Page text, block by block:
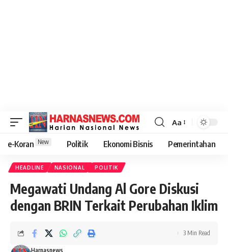
Aa
e-Koran New Politik Ekonomi Bisnis Pemerintahan
HEADLINE NASIONAL POLITIK
Megawati Undang Al Gore Diskusi
dengan BRIN Terkait Perubahan Iklim
Harnasnews
3 Min Read